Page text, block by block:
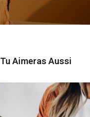
Tu Aimeras Aussi